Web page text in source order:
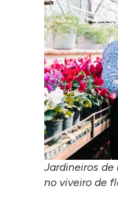
Jardineiros
no viveiro de